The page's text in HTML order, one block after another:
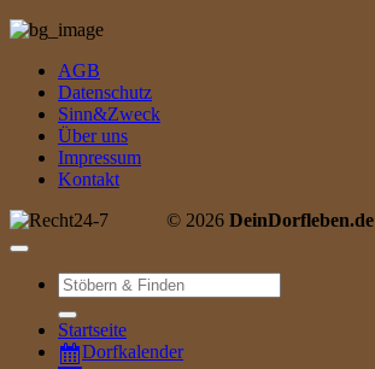
AGB
Datenschutz
Sinn&Zweck
Über uns
Impressum
Kontakt
© 2026 DeinDorfleben.de
Suche
nach:
Startseite
Dorfkalender